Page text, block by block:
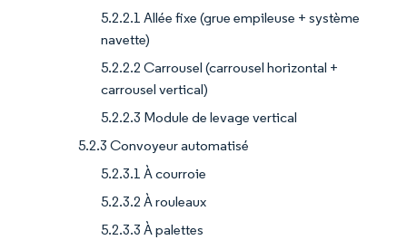
5.2.2.1 Allée fixe (grue empileuse + système
navette)
5.2.2.2 Carrousel (carrousel horizontal +
carrousel vertical)
5.2.2.3 Module de levage vertical
5.2.3 Convoyeur automatisé
5.2.3.1 À courroie
5.2.3.2 À rouleaux
5.2.3.3 À palettes